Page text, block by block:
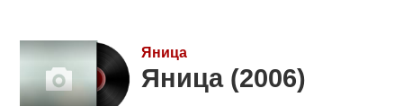
Яница
Яница (2006)